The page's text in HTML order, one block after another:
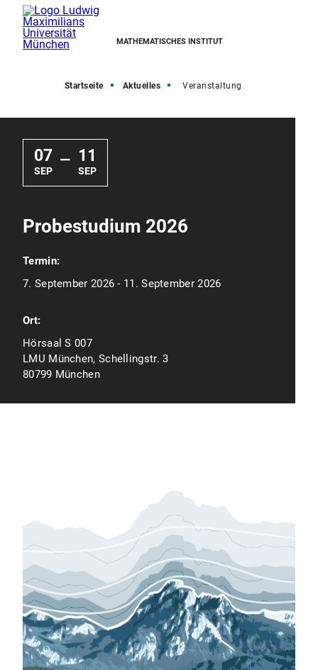
MATHEMATISCHES INSTITUT
Startseite Aktuelles Veranstaltung
07
SEP
— 11
SEP
Probestudium 2026
Termin:
7. September 2026 - 11. September 2026
Ort:
Hörsaal S 007
LMU München, Schellingstr. 3
80799 München